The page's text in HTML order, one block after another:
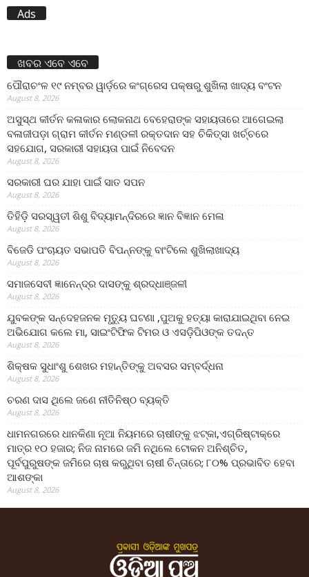
Ads
ଖବର ଏବେ ଏବେ
ପୌରାଚଂଳ ୧୯ ନମ୍ବର ୱାର୍ଡ଼ରେ କଂଗ୍ରେସ ପକ୍ଷରୁ ଶୁଖିଲା ଖାଦ୍ୟ ବଂଟନ
August 8, 2026
ଅସୁସ୍ଥ କୀର୍ତନ କଳାକାର ଲୋକନାଥ ବେହେରାଙ୍କ ସହାୟତାରେ ଆଗେଇଲା
ବଳାଜୀପଡ଼ା ଗ୍ରାମ କୀର୍ତନ ମଣ୍ଡଳୀ ରକ୍ତଦାନ ସହ ଚିକିତ୍ସା ଖର୍ଚ୍ଚରେ
ସହଯୋଗ, ସରକାରୀ ସହାୟତା ପାଇଁ ନିବେଦନ
August 8, 2026
ସରକାରୀ ଘର ଯାହା ପାଇଁ ସାତ ସପନ
August 8, 2026
ତିହିଡି଼ ସରସ୍ୱତୀ ଶିଶୁ ବିଦ୍ୟାମନ୍ଦିରରେ ଜ୍ଞାନ ବିଜ୍ଞାନ ମେଳା
August 8, 2026
ବିଜେଡି ପଂଚାୟତ ସଭାପତି ବିପନ୍ନଙ୍କୁ ବାଂଟିଲେ ଶୁଖିଲାଖାଦ୍ୟ
August 8, 2026
ସମାଜସେବୀ ଜ୍ଞାନେନ୍ଦ୍ର ଦାସଙ୍କୁ ଶ୍ରଦ୍ଧାଞ୍ଜଳୀ
August 8, 2026
ଯୁବକଙ୍କ ସନ୍ଦେହଜନକ ମୃତ୍ୟୁ ଘଟଣା ,ପୁଅକୁ ହତ୍ୟା କାରାଯାଇଥିବା ନେଇ
ଅଭିଯୋଗ କଲେ ମା, ସାଇଂଟିଫିକ ଟିମର ଓ ଏସଡ଼ିପିଓଙ୍କ ତଦନ୍ତ
August 8, 2026
ଶିକ୍ଷକ ସୁଧାଂଶୁ ଶେଖର ମହାନ୍ତିଙ୍କୁ ଅବସର ସମ୍ବର୍ଦ୍ଧନା
August 8, 2026
ଚରଣ ଦାସ ଥିଲେ ଜଣେ ନୀତିନିଷ୍ଠ ବ୍ୟକ୍ତି
August 8, 2026
ଧାମନଗରରେ ଧାନକିଣା ନୂଆ ନିୟମରେ ଚାଷୀଙ୍କୁ ଝଟ୍‌କା,ଏଗ୍ରିଷ୍ଟାକ୍‌ରେ
ମାତ୍ର ୧୦ ହଜାର; ନିଜ ନାମରେ ଜମି ନଥିଲେ ଟୋକନ ଅନିଶ୍ଚିତ,
ପୂର୍ବପୁରୁଷଙ୍କ ଜମିରେ ଚାଷ କରୁଥିବା ଚାଷୀ ଚିନ୍ତାରେ; ୮୦% ପ୍ରଭାବିତ ହେବା
ଆଶଙ୍କା
August 8, 2026